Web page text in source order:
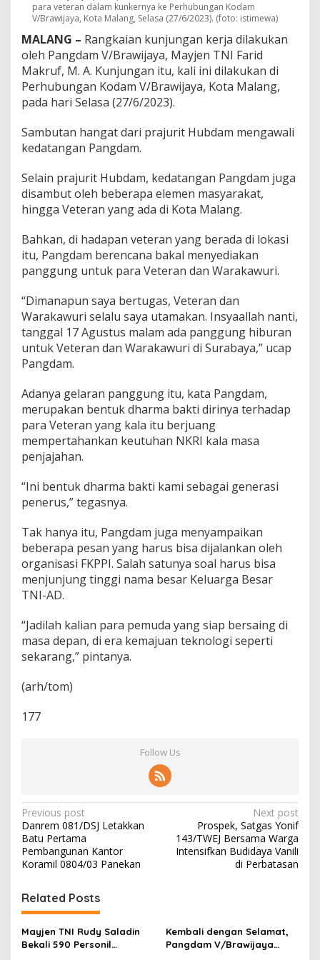
u
k
V
e
t
e
r
a
P
a
a
1
7
A
u
s
u
M
e
n
a
n
g
para veteran dalam kunkernya ke Perhubungan Kodam
V/Brawijaya, Kota Malang, Selasa (27/6/2023). (foto: istimewa)
MALANG – Rangkaian kunjungan kerja dilakukan
oleh Pangdam V/Brawijaya, Mayjen TNI Farid
Makruf, M. A. Kunjungan itu, kali ini dilakukan di
Perhubungan Kodam V/Brawijaya, Kota Malang,
pada hari Selasa (27/6/2023).
Sambutan hangat dari prajurit Hubdam mengawali
kedatangan Pangdam.
Selain prajurit Hubdam, kedatangan Pangdam juga
disambut oleh beberapa elemen masyarakat,
hingga Veteran yang ada di Kota Malang.
Bahkan, di hadapan veteran yang berada di lokasi
itu, Pangdam berencana bakal menyediakan
panggung untuk para Veteran dan Warakawuri.
“Dimanapun saya bertugas, Veteran dan
Warakawuri selalu saya utamakan. Insyaallah nanti,
tanggal 17 Agustus malam ada panggung hiburan
untuk Veteran dan Warakawuri di Surabaya,” ucap
Pangdam.
Adanya gelaran panggung itu, kata Pangdam,
merupakan bentuk dharma bakti dirinya terhadap
para Veteran yang kala itu berjuang
mempertahankan keutuhan NKRI kala masa
penjajahan.
“Ini bentuk dharma bakti kami sebagai generasi
penerus,” tegasnya.
Tak hanya itu, Pangdam juga menyampaikan
beberapa pesan yang harus bisa dijalankan oleh
organisasi FKPPI. Salah satunya soal harus bisa
menjunjung tinggi nama besar Keluarga Besar
TNI-AD.
“Jadilah kalian para pemuda yang siap bersaing di
masa depan, di era kemajuan teknologi seperti
sekarang,” pintanya.
(arh/tom)
177
Follow Us
P
o
s
n
a
v
Previous post
Danrem 081/DSJ Letakkan
Batu Pertama
Pembangunan Kantor
Koramil 0804/03 Panekan
Next post
Prospek, Satgas Yonif
143/TWEJ Bersama Warga
Intensifkan Budidaya Vanili
di Perbatasan
Related Posts
Mayjen TNI Rudy Saladin
Bekali 590 Personil
Kembali dengan Selamat,
Pangdam V/Brawijaya